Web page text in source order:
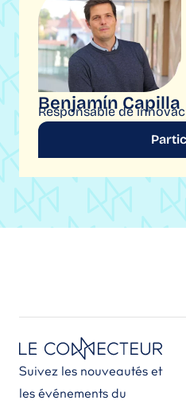
Benjamín Capilla
Responsable de
Suivez les nouveautés et
les événements du